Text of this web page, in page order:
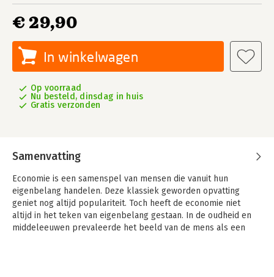
€ 29,90
In winkelwagen
Op voorraad
Nu besteld, dinsdag in huis
Gratis verzonden
Samenvatting
Economie is een samenspel van mensen die vanuit hun
eigenbelang handelen. Deze klassiek geworden opvatting
geniet nog altijd populariteit. Toch heeft de economie niet
altijd in het teken van eigenbelang gestaan. In de oudheid en
middeleeuwen prevaleerde het beeld van de mens als een